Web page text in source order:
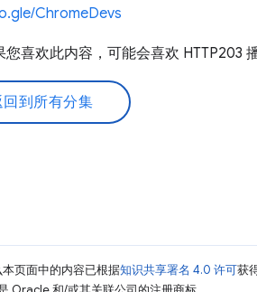
ChromeDevs
您喜欢此内容，可能会喜欢 HTTP203
回到所有分集
页面中的内容已根据知识共享署名 4.0 许可获